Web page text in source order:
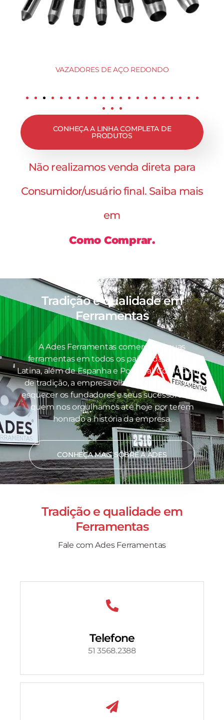
VAZADORES DE AÇO REDONDO
CONHEÇA A LINHA COMPLETA DE
PRODUTOS
Não realizamos venda direta para
Consumidor/usuário final. Saiba mais
em
Como Comprar.
Tradição e qualidade em
Ferramentas
A Ades Ferramentas comercializa suas
ferramentas em todos os países da América
Latina, além de Espanha e Portugal. Com 70 anos
de tradição, a empresa olha para o futuro sem
esquecer os fundadores e seus sucessores, por
quem nos orgulhamos até hoje por terem
honrado a história da empresa.
CONHEÇA MAIS SOBRE A ADES
Tradição e qualidade em
Ferramentas
Fale com Ades Ferramentas
Telefone
51 3568.2388